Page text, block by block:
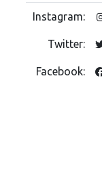
Instagram:
Twitter:
Facebook: